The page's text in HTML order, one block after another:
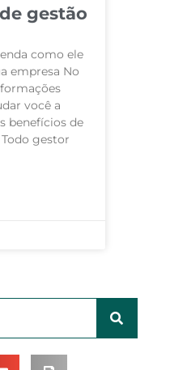
gestão
como ele
empresa No
você a
benefícios de
gestor